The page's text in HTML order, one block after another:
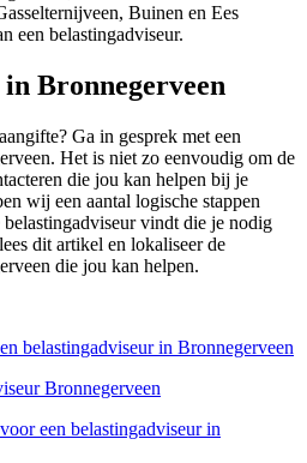
Buinen en Ees
een belastingadviseur.
Bronnegerveen
Ga in gesprek met een
Het is niet zo eenvoudig om de
die jou kan helpen bij je
wij een aantal logische stappen
vindt die je nodig
dit artikel en lokaliseer de
die jou kan helpen.
belastingadviseur in Bronnegerveen
Bronnegerveen
een belastingadviseur in